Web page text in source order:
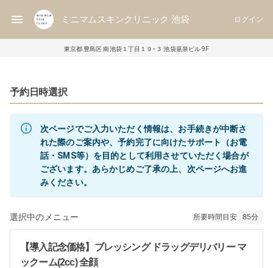
ミニマムスキンクリニック 池袋 ログイン
東京都 豊島区 南池袋１丁目１９−３ 池袋嘉泉ビル 9F
予約日時選択
次ページでご入力いただく情報は、お手続きが中断さ
れた際のご案内や、予約完了に向けたサポート（お電
話・SMS等）を目的として利用させていただく場合が
ございます。あらかじめご了承の上、次ページへお進
選択中のメニュー 所要時間目安 85分
【導入記念価格】ブレッシング ドラッグデリバリー マ
ックーム(2cc) 全顔